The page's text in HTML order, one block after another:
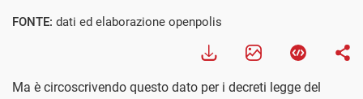
FONTE: dati ed elaborazione openpolis
Ma è circoscrivendo questo dato per i decreti legge del